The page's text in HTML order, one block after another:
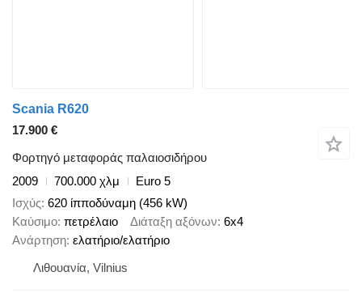
Scania R620
17.900 €
Φορτηγό μεταφοράς παλαιοσιδήρου
2009
700.000 χλμ
Euro 5
Ισχύς 620 ίπποδύναμη (456 kW)
Καύσιμο πετρέλαιο Διάταξη αξόνων 6x4
Ανάρτηση ελατήριο/ελατήριο
Λιθουανία, Vilnius